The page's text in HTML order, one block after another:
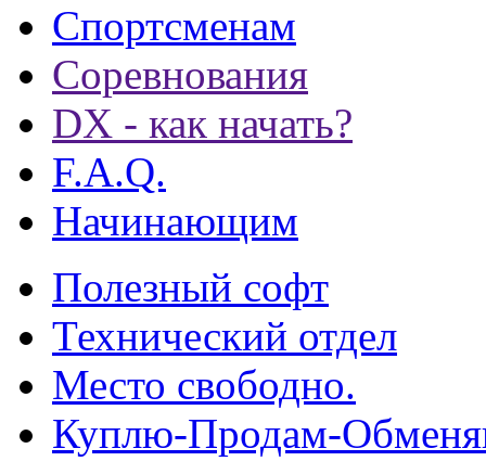
Спортсменам
Соревнования
DX - как начать?
F.A.Q.
Начинающим
Полезный софт
Технический отдел
Место свободно.
Куплю-Продам-